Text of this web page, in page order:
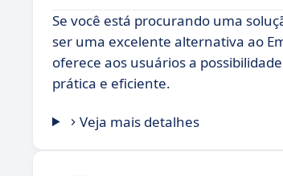
Se você está procurando uma
ser uma excelente alternativa ao
oferece aos usuários a
prática e eficiente.
Veja mais detalhes